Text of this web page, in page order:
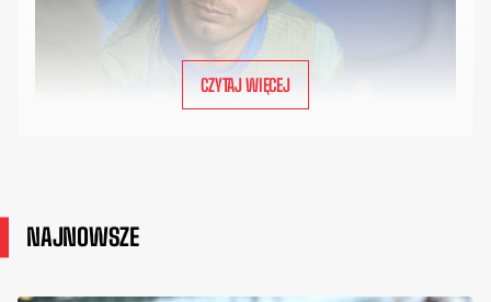
CZYTAJ WIĘCEJ
NAJNOWSZE